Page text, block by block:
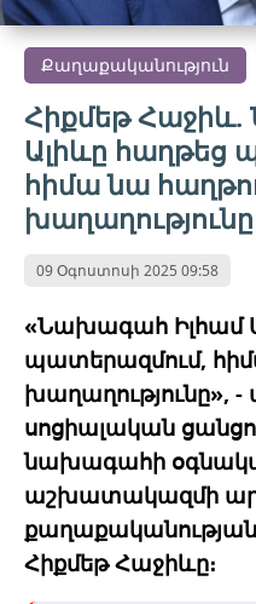
Քաղաքականություն
Հիքմեթ
Ալիևը հաղթեց
հիմա նա
խաղաղությունը
09 Օգոստոսի 2025 09:58
«Նախագահ Իլհամ
պատերազմում,
խաղաղությունը», -
սոցիալական
նախագահի
աշխատակազմի
Հիքմեթ Հաջիևը։